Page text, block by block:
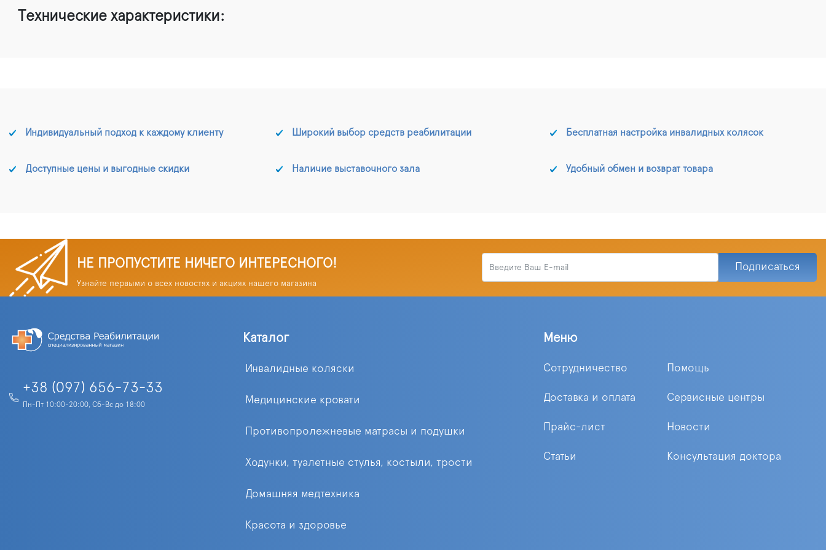
Технические характеристики:
Индивидуальный подход к каждому клиенту Широкий выбор средств реабилитации
Доступные цены и выгодные скидки Наличие выставочного зала
Бесплатная настройка инвалидных колясок
Удобный обмен и возврат товара
НЕ ПРОПУСТИТЕ НИЧЕГО ИНТЕРЕСНОГО!
Узнайте первыми о всех новостях и акциях нашего магазина
Подписаться
+38 (097) 656-73-33
Пн-Пт 10:00-20:00, Сб-Вс до 18:00
Каталог
Инвалидные коляски
Медицинские кровати
Противопролежневые матрасы и подушки
Ходунки, туалетные стулья, костыли, трости
Домашняя медтехника
Красота и здоровье
Меню
Сотрудничество Помощь
Доставка и оплата Сервисные центры
Прайс-лист Новости
Статьи Консультация доктора